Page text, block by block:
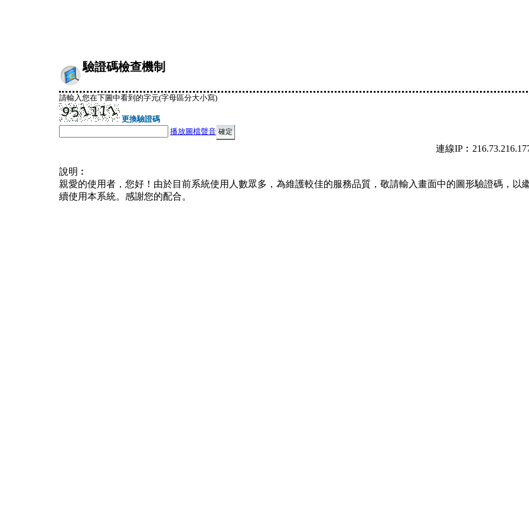
驗證碼檢查機制
請輸入您在下圖中看到的字元(字母區分大小寫)
更換驗證碼
播放圖檔聲音
連線
說明︰
親愛的使用者，您好！由於目前系統使用人數眾多，為維護較佳的服務品質，敬請輸入畫面中的圖形驗證碼，以
續使用本系統。感謝您的配合。